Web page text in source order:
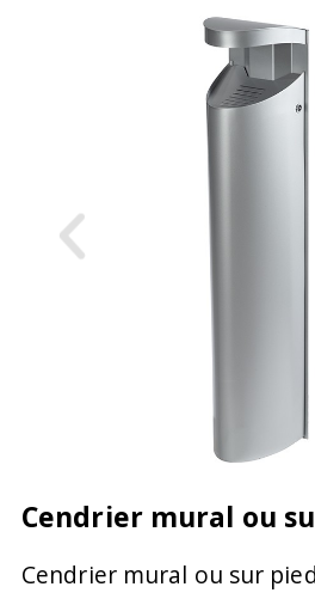
Cendrier mural ou
Cendrier mural ou sur